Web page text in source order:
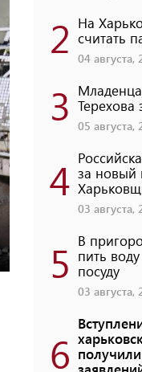
2 На
считать
04 августа,
3 Терехова
05 августа,
4 за новый
03 августа,
5 В
пить
посуду
03 августа,
6